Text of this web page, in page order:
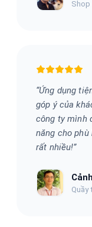
Shop
“Ứng dụng
góp ý của
công ty mình
năng cho
rất nhiều!”
Quầy